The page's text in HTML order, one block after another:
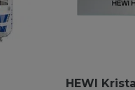
HEWI